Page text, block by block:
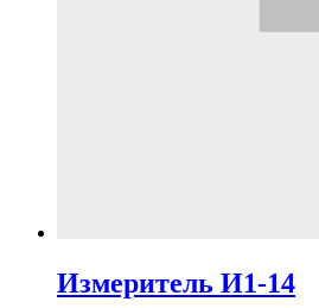
Измеритель И1-14